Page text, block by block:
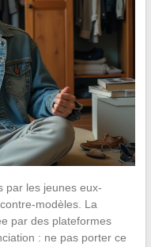
par les jeunes eux-
modèles. La
par des plateformes
: ne pas porter ce